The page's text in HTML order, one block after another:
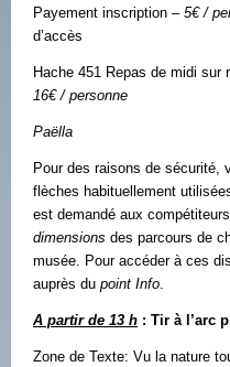
Payement inscription – 5€ /
d’accès
Hache 451 Repas de midi sur
16€ / personne
Paëlla
Pour des raisons de sécurité,
flèches habituellement
est demandé aux
dimensions des parcours de
musée. Pour accéder à ces
auprès du point Info.
A partir de 13 h : Tir à l’arc
Zone de Texte: Vu la nature